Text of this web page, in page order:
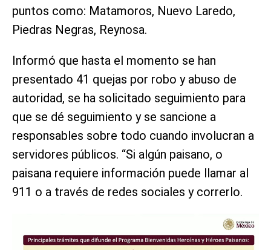
puntos como: Matamoros, Nuevo Laredo,
Piedras Negras, Reynosa.
Informó que hasta el momento se han
presentado 41 quejas por robo y abuso de
autoridad, se ha solicitado seguimiento para
que se dé seguimiento y se sancione a
responsables sobre todo cuando involucran a
servidores públicos. “Si algún paisano, o
paisana requiere información puede llamar al
911 o a través de redes sociales y correrlo.